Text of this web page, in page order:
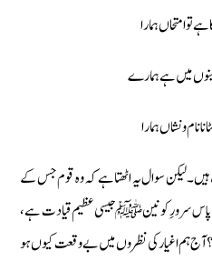
تو امتحاں ہمارا
میں ہے ہمارے
نام و نشاں ہمارا
لیکن سوال یہ اٹھتا ہے کہ وہ قوم جس کے
سرورِ کونین ﷺ جیسی عظیم قیادت ہے،
آج ہم اغیار کی نظروں میں بے وقعت کیوں ہو